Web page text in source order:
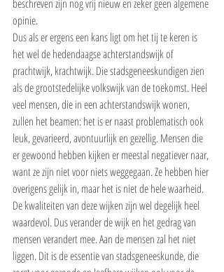
beschreven zijn nog vrij nieuw en zeker geen algemene
opinie.
Dus als er ergens een kans ligt om het tij te keren is
het wel de hedendaagse achterstandswijk of
prachtwijk, krachtwijk. Die stadsgeneeskundigen zien
als de grootstedelijke volkswijk van de toekomst. Heel
veel mensen, die in een achterstandswijk wonen,
zullen het beamen: het is er naast problematisch ook
leuk, gevarieerd, avontuurlijk en gezellig. Mensen die
er gewoond hebben kijken er meestal negatiever naar,
want ze zijn niet voor niets weggegaan. Ze hebben hier
overigens gelijk in, maar het is niet de hele waarheid.
De kwaliteiten van deze wijken zijn wel degelijk heel
waardevol. Dus verander de wijk en het gedrag van
mensen verandert mee. Aan de mensen zal het niet
liggen. Dit is de essentie van stadsgeneeskunde, die